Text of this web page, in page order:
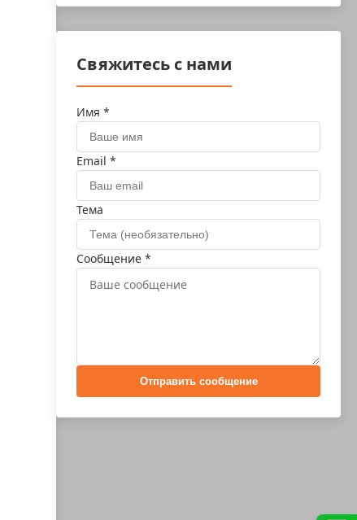
Свяжитесь с нами
Имя *
Email *
Тема
Сообщение *
Отправить сообщение